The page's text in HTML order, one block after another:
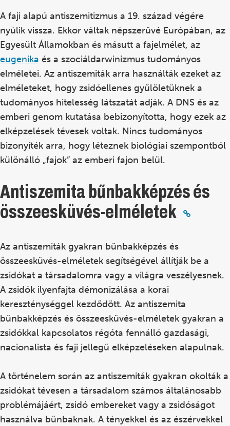
A faji alapú antiszemitizmus a 19. század végére
nyúlik vissza. Ekkor váltak népszerűvé Európában, az
Egyesült Államokban és másutt a fajelmélet, az
eugenika és a szociáldarwinizmus tudományos
elméletei. Az antiszemiták arra használták ezeket az
elméleteket, hogy zsidóellenes gyűlöletüknek a
tudományos hitelesség látszatát adják. A DNS és az
emberi genom kutatása bebizonyította, hogy ezek az
elképzelések tévesek voltak. Nincs tudományos
bizonyíték arra, hogy léteznek biológiai szempontból
különálló „fajok” az emberi fajon belül.
Antiszemita bűnbakképzés és
összeesküvés-elméletek
Az antiszemiták gyakran bűnbakképzés és
összeesküvés-elméletek segítségével állítják be a
zsidókat a társadalomra vagy a világra veszélyesnek.
A zsidók ilyenfajta démonizálása a korai
kereszténységgel kezdődött. Az antiszemita
bűnbakképzés és összeesküvés-elméletek gyakran a
zsidókkal kapcsolatos régóta fennálló gazdasági,
nacionalista és faji jellegű elképzeléseken alapulnak.
A történelem során az antiszemiták gyakran okolták a
zsidókat tévesen a társadalom számos általánosabb
problémájáért, zsidó embereket vagy a zsidóságot
használva bűnbaknak. A tényekkel és az észérvekkel